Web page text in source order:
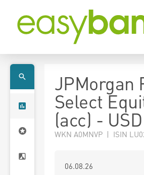
JPMorgan
Select
(acc) - USD
WKN A0MNVP | ISIN
06.08.26